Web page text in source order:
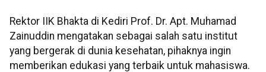
Rektor IIK Bhakta di Kediri Prof. Dr. Apt. Muhamad
Zainuddin mengatakan sebagai salah satu institut
yang bergerak di dunia kesehatan, pihaknya ingin
memberikan edukasi yang terbaik untuk mahasiswa.